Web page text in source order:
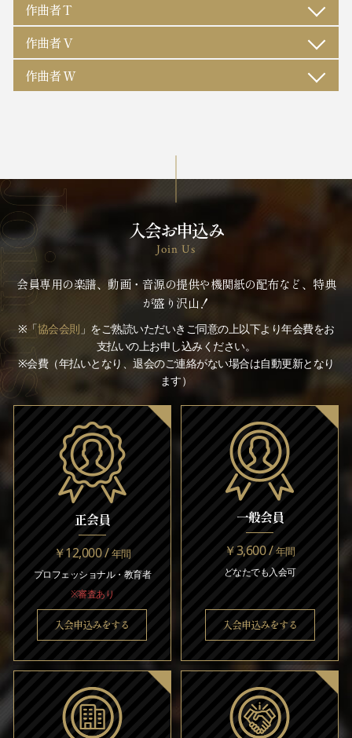
作曲者 T
作曲者 V
作曲者 W
入会お申込み
Join Us
会員専用の楽譜、動画・音源の提供や機関紙の配布など、特典
が盛り沢山！
※「協会会則 」をご熟読いただいきご同意の上以下より年会費をお
支払いの上お申し込みください。
※会費（年払いとなり、退会のご連絡がない場合は自動更新となり
ます）
正会員
￥12,000 /年間
プロフェッショナル・教育者
※審査あり
入会申込みをする
一般会員
￥3,600 /年間
どなたでも入会可
入会申込みをする